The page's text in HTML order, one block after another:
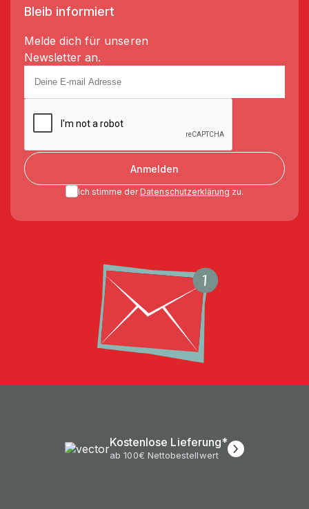
Bleib informiert
Melde dich für unseren
Newsletter an.
Anmelden
Ich stimme der Datenschutzerklärung zu.
Kostenlose Lieferung*
ab 100€ Nettobestellwert